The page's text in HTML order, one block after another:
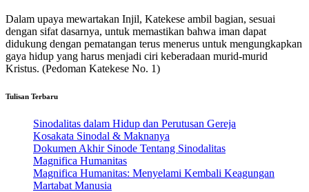
Dalam upaya mewartakan Injil, Katekese ambil bagian, sesuai
dengan sifat dasarnya, untuk memastikan bahwa iman dapat
didukung dengan pematangan terus menerus untuk mengungkapkan
gaya hidup yang harus menjadi ciri keberadaan murid-murid
Kristus. (Pedoman Katekese No. 1)
Tulisan Terbaru
Sinodalitas dalam Hidup dan Perutusan Gereja
Kosakata Sinodal & Maknanya
Dokumen Akhir Sinode Tentang Sinodalitas
Magnifica Humanitas
Magnifica Humanitas: Menyelami Kembali Keagungan
Martabat Manusia